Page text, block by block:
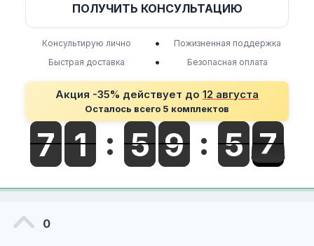
ПОЛУЧИТЬ КОНСУЛЬТАЦИЮ
Консультирую лично •
Пожизненная поддержка
Быстрая доставка
• Безопасная оплата
Акция -35% действует до 12 августа
Осталось всего 5 комплектов
0